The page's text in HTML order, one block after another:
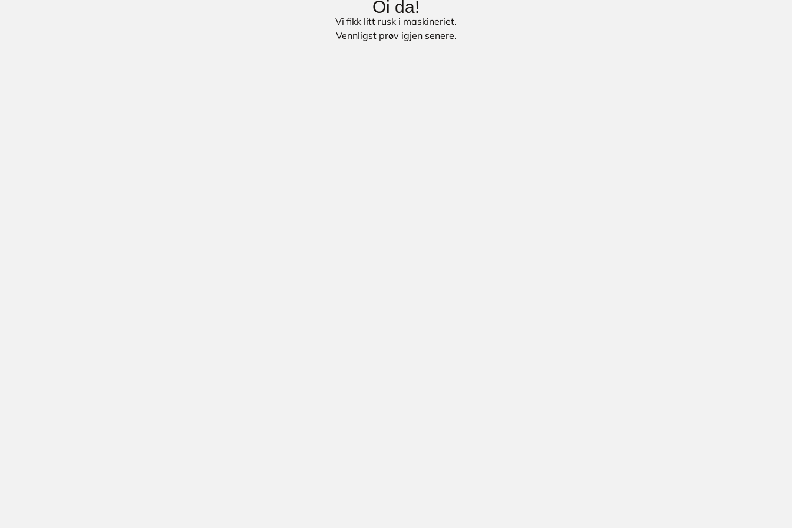
Oi da!
Vi fikk litt rusk i maskineriet.
Vennligst prøv igjen senere.